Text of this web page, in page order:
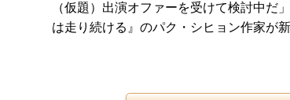
（仮題）出演オファーを受けて検討中
は走り続ける』のパク・シヒョン作家が